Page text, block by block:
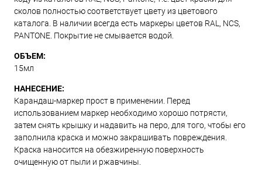
сколов полностью соответствует цвету из цветового
каталога. В наличии всегда есть маркеры цветов RAL, NCS,
PANTONE. Покрытие не смывается водой.
ОБЪЕМ:
15мл
НАНЕСЕНИЕ:
Карандаш-маркер прост в применении. Перед
использованием маркер необходимо хорошо потрясти,
затем снять крышку и надавить на перо, для того, чтобы его
заполнила краска и можно закрашивать повреждения.
Краска наносится на обезжиренную поверхность
очищенную от пыли и ржавчины.